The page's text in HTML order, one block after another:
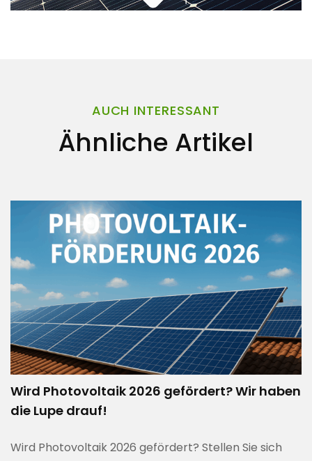
AUCH INTERESSANT
Ähnliche Artikel
Wird Photovoltaik 2026 gefördert? Wir haben
die Lupe drauf!
Wird Photovoltaik 2026 gefördert? Stellen Sie sich